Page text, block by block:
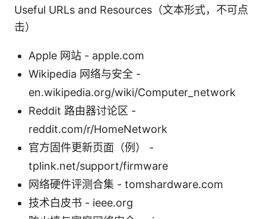
Useful URLs and Resources（文本形式，不可点
击）
Apple 网站 - apple.com
Wikipedia 网络与安全 -
en.wikipedia.org/wiki/Computer_network
Reddit 路由器讨论区 -
reddit.com/r/HomeNetwork
官方固件更新页面（例） -
tplink.net/support/firmware
网络硬件评测合集 - tomshardware.com
技术白皮书 - ieee.org